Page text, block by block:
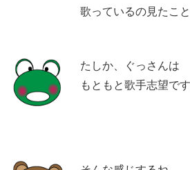
歌っているの見たこ
たしか、ぐっさんは
もともと歌手志望で